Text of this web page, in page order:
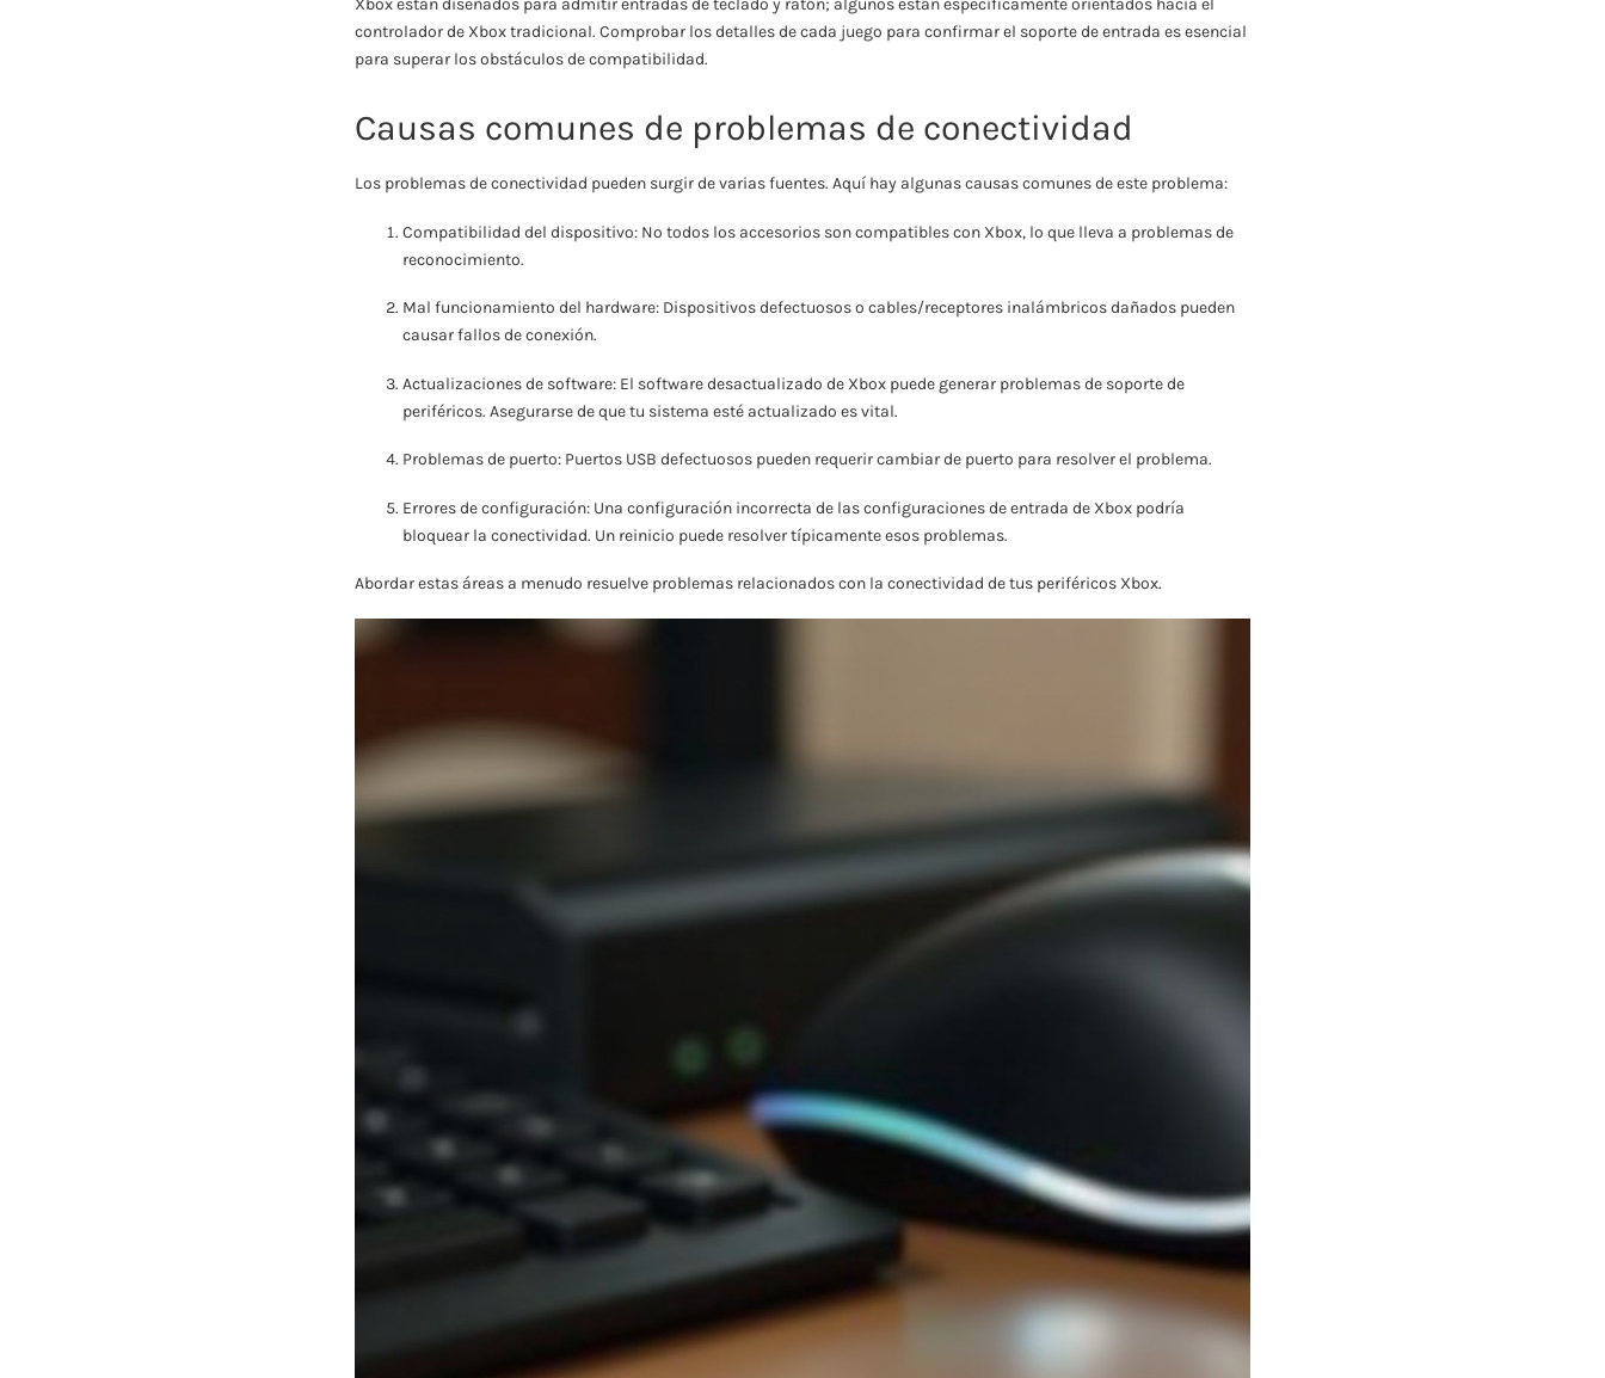
controlador de Xbox tradicional. Comprobar los detalles de cada juego para confirmar el soporte de entrada es esencial
para superar los obstáculos de compatibilidad.
Causas comunes de problemas de conectividad
Los problemas de conectividad pueden surgir de varias fuentes. Aquí hay algunas causas comunes de este problema:
Compatibilidad del dispositivo: No todos los accesorios son compatibles con Xbox, lo que lleva a problemas de
reconocimiento.
Mal funcionamiento del hardware: Dispositivos defectuosos o cables/receptores inalámbricos dañados pueden
causar fallos de conexión.
Actualizaciones de software: El software desactualizado de Xbox puede generar problemas de soporte de
periféricos. Asegurarse de que tu sistema esté actualizado es vital.
Problemas de puerto: Puertos USB defectuosos pueden requerir cambiar de puerto para resolver el problema.
Errores de configuración: Una configuración incorrecta de las configuraciones de entrada de Xbox podría
bloquear la conectividad. Un reinicio puede resolver típicamente esos problemas.
Abordar estas áreas a menudo resuelve problemas relacionados con la conectividad de tus periféricos Xbox.